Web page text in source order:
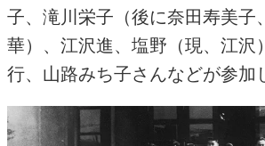
子、滝川栄子（後に奈田寿美子
華）、江沢進、塩野（現、江沢
行、山路みち子さんなどが参加